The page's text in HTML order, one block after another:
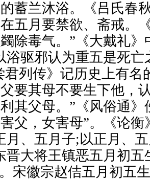
蓄兰沐浴。《吕氏春
五月要禁欲、斋戒。
除毒气。”《大戴礼
浴驱邪认为重五是死
君列传》记历史上有
要其母不要生下他，
其父母。”《风俗通
父，女害母”。《论
月、五月子;以正月、
晋大将王镇恶五月初
宋徽宗赵佶五月初五